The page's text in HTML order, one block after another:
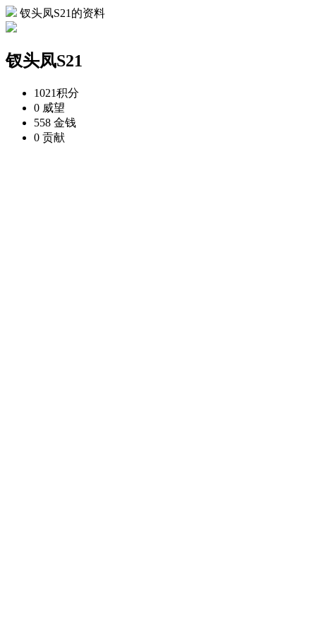
钗头凤S21的资料
钗头凤S21
1021积分
0 威望
558 金钱
0 贡献